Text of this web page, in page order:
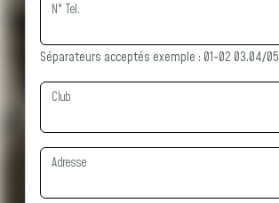
N° Tel.
Séparateurs acceptés exemple : 01-02 03.04/05
Club
Adresse